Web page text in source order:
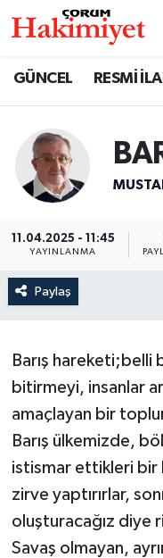
GÜNCEL RESMİ
11.04.2025 - 11:45
YAYINLANMA
Paylaş
Barış hareketi;belli
bitirmeyi, insanlar
amaçlayan bir
Barış ülkemizde,
istismar ettikleri bir
zirve yaptırırlar,
oluşturacağız diye
Savaş olmayan,
SAĞLIK
ASAYİŞ
EKONOMİ
GÜNCEL
EĞİTİM
İLÇELER
OTOPARK
TEKNOLOJİ
Nöbetçi
Çorum Namaz
Trafik Durumu
Süper Lig Puan
Tüm Manşetler
Haber Arşivi